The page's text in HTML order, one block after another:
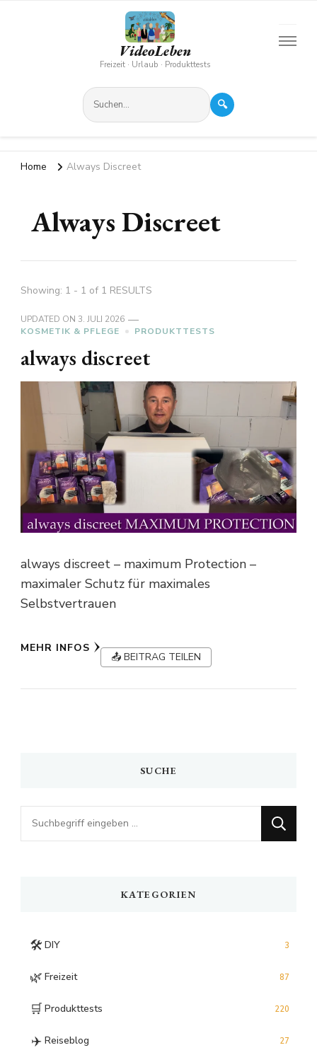
VideoLeben
Freizeit · Urlaub · Produkttests
🔍
Home Always Discreet
Always Discreet
Showing: 1 - 1 of 1 RESULTS
UPDATED ON 3. JULI 2026
KOSMETIK & PFLEGE
PRODUKTTESTS
always discreet
always discreet – maximum Protection –
maximaler Schutz für maximales
Selbstvertrauen
MEHR INFOS
📤 BEITRAG TEILEN
SUCHE
Looking
for
KATEGORIEN
🛠️ DIY 3
🌿 Freizeit 87
🛒 Produkttests 220
✈️ Reiseblog 27